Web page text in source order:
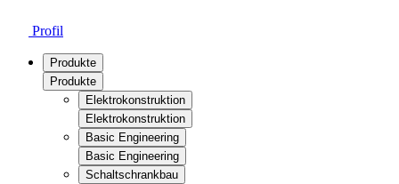
Profil
Produkte
Produkte
Elektrokonstruktion
Elektrokonstruktion
Basic Engineering
Basic Engineering
Schaltschrankbau